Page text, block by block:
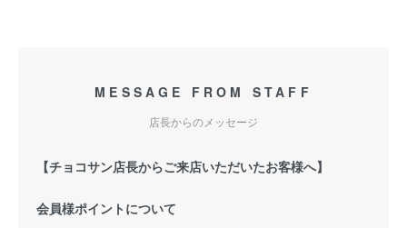
MESSAGE FROM STAFF
店長からのメッセージ
【チョコサン店長からご来店いただいたお客様へ】
会員様ポイントについて